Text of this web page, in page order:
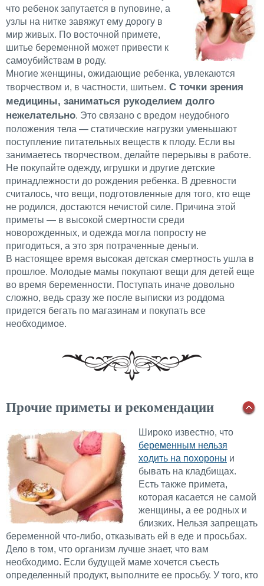
что ребенок запутается в пуповине, а
узлы на нитке завяжут ему дорогу в
мир живых. По восточной примете,
шитье беременной может привести к
самоубийствам в роду.
Многие женщины, ожидающие ребенка, увлекаются
творчеством и, в частности, шитьем. С точки зрения
медицины, заниматься рукоделием долго
нежелательно. Это связано с вредом неудобного
положения тела — статические нагрузки уменьшают
поступление питательных веществ к плоду. Если вы
занимаетесь творчеством, делайте перерывы в работе.
Не покупайте одежду, игрушки и другие детские
принадлежности до рождения ребенка. В древности
считалось, что вещи, подготовленные для того, кто еще
не родился, достаются нечистой силе. Причина этой
приметы — в высокой смертности среди
новорожденных, и одежда могла попросту не
пригодиться, а это зря потраченные деньги.
В настоящее время высокая детская смертность ушла в
прошлое. Молодые мамы покупают вещи для детей еще
во время беременности. Поступать иначе довольно
сложно, ведь сразу же после выписки из роддома
придется бегать по магазинам и покупать все
необходимое.
Прочие приметы и рекомендации
Широко известно, что
беременным нельзя
ходить на похороны и
бывать на кладбищах.
Есть также примета,
которая касается не самой
женщины, а ее родных и
близких. Нельзя запрещать
беременной что-либо, отказывать ей в еде и просьбах.
Дело в том, что организм лучше знает, что вам
необходимо. Если будущей маме хочется съесть
определенный продукт, выполните ее просьбу. У того, кто